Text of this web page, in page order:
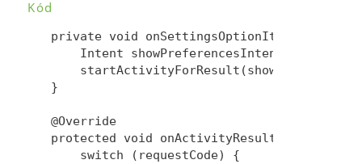
Kód
private void onSettingsOptionItemClick() {
Intent showPreferencesIntent = new
}
@Override
protected void onActivityResult(int
    switch (requestCode) {